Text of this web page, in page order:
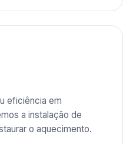
eficiência em
a instalação de
o aquecimento.